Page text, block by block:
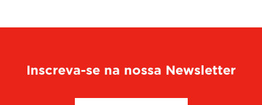
Inscreva-se na nossa Newsletter